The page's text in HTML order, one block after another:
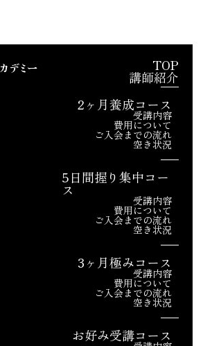
TOP
講師紹介
2ヶ月養成コース
受講内容
費用について
ご入会までの流れ
空き状況
5日間握り集中コー
ス
受講内容
費用について
ご入会までの流れ
空き状況
3ヶ月極みコース
受講内容
費用について
ご入会までの流れ
空き状況
お好み受講コース